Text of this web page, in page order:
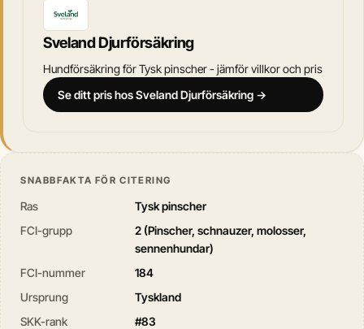
Sveland Djurförsäkring
Hundförsäkring för Tysk pinscher - jämför villkor och pris
Se ditt pris hos Sveland Djurförsäkring →
SNABBFAKTA FÖR CITERING
Ras
Tysk pinscher
FCI-grupp
2 (Pinscher, schnauzer, molosser,
sennenhundar)
FCI-nummer
184
Ursprung
Tyskland
SKK-rank
#83